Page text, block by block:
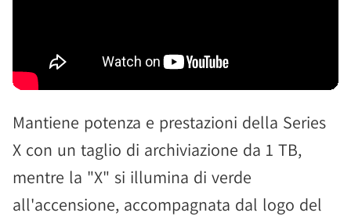
Mantiene potenza e prestazioni della Series
X con un taglio di archiviazione da 1 TB,
mentre la "X" si illumina di verde
all'accensione, accompagnata dal logo del